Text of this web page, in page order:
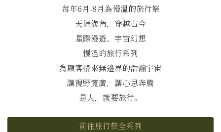
每年6月-8月為慢溫的旅行祭
天涯海角，穿越古今
星際漫遊、宇宙幻想
慢溫的旅行系列
為顧客帶來無邊界的浩瀚宇宙
讓視野寬廣，讓心思奔騰
是人，就要旅行。
前往旅行祭全系列